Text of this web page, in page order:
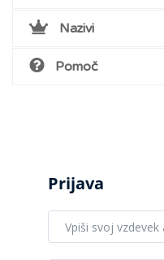
Nazivi
Pomoč
Prijava